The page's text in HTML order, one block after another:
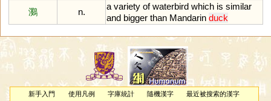
鸂
n.
a variety of waterbird which is similar
and bigger than Mandarin duck
新手入門 使用凡例 字庫統計 隨機漢字
最近被搜索的漢字